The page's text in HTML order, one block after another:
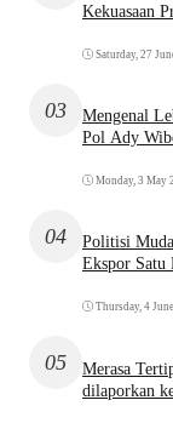
Kekuasaan
Saturday, 27
03
Mengenal
Pol Ady
Monday, 3 May
04
Politisi
Ekspor Satu
Thursday, 4
05
Merasa
dilaporkan